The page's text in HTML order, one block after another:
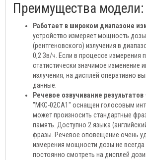
Преимущества модели:
Работает в широком диапазоне
устройство измеряет мощность
(рентгеновского) излучения в
0,2 Зв/ч. Если в процессе измерения
статистически значимое изменение
излучения, на дисплей оперативно
данные.
Речевое озвучивание результатов
"МКС-02СА1" оснащен голосовым
может произносить стандартные
память. Доступно 2 языка
фразы. Речевое оповещение очень
измерения мощности дозы не
постоянно смотреть на дисплей